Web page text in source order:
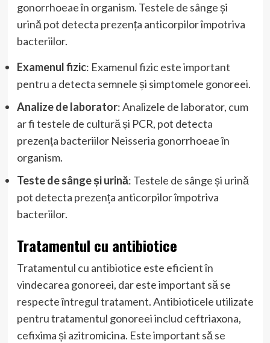
gonorrhoeae în organism. Testele de sânge și
urină pot detecta prezența anticorpilor împotriva
bacteriilor.
Examenul fizic: Examenul fizic este important
pentru a detecta semnele și simptomele gonoreei.
Analize de laborator: Analizele de laborator, cum
ar fi testele de cultură și PCR, pot detecta
prezența bacteriilor Neisseria gonorrhoeae în
organism.
Teste de sânge și urină: Testele de sânge și urină
pot detecta prezența anticorpilor împotriva
bacteriilor.
Tratamentul cu antibiotice
Tratamentul cu antibiotice este eficient în
vindecarea gonoreei, dar este important să se
respecte întregul tratament. Antibioticele utilizate
pentru tratamentul gonoreei includ ceftriaxona,
cefixima și azitromicina. Este important să se